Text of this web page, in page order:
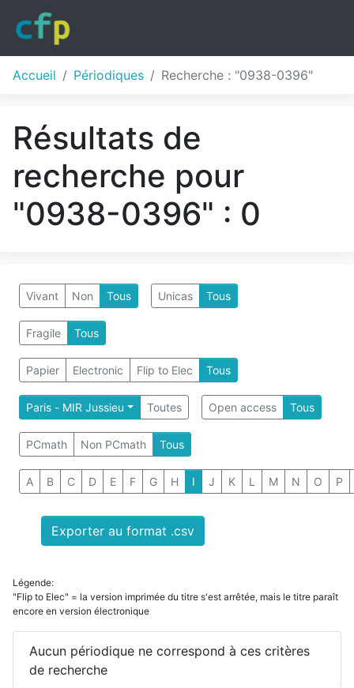
Accueil Périodiques Recherche : "0938-0396"
Résultats de
recherche pour
"0938-0396" : 0
Vivant Non Tous Unicas Tous
Fragile Tous
Papier Electronic Flip to Elec Tous
Paris - MIR Jussieu Toutes Open access Tous
PCmath Non PCmath Tous
A B C D E F G H I J K L M N O P
Exporter au format .csv
Légende:
"Flip to Elec" = la version imprimée du titre s'est arrêtée, mais le titre paraît
encore en version électronique
Aucun périodique ne correspond à ces critères
de recherche